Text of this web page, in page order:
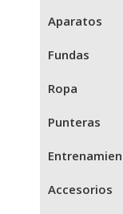
Aparatos
Fundas
Ropa
Punteras
Accesorios